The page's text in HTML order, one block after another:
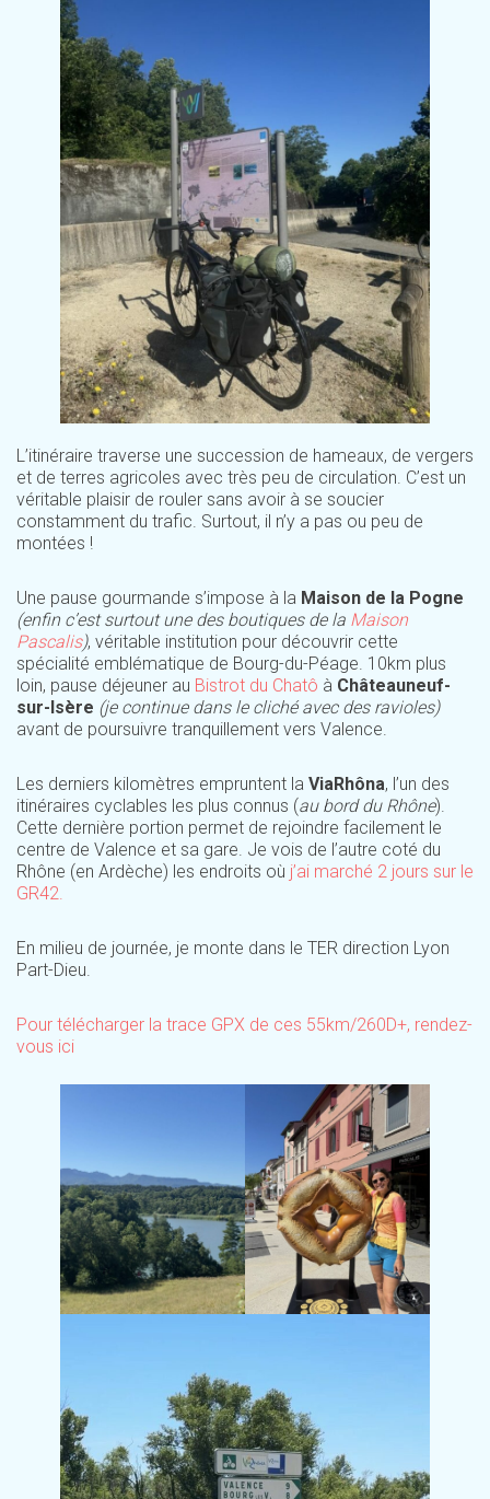
L’itinéraire traverse une succession de hameaux, de vergers
et de terres agricoles avec très peu de circulation. C’est un
véritable plaisir de rouler sans avoir à se soucier
constamment du trafic. Surtout, il n’y a pas ou peu de
montées !
Une pause gourmande s’impose à la Maison de la Pogne
(enfin c’est surtout une des boutiques de la Maison
Pascalis), véritable institution pour découvrir cette
spécialité emblématique de Bourg-du-Péage. 10km plus
loin, pause déjeuner au Bistrot du Chatô à Châteauneuf-
sur-Isère (je continue dans le cliché avec des ravioles)
avant de poursuivre tranquillement vers Valence.
Les derniers kilomètres empruntent la ViaRhôna, l’un des
itinéraires cyclables les plus connus (au bord du Rhône).
Cette dernière portion permet de rejoindre facilement le
centre de Valence et sa gare. Je vois de l’autre coté du
Rhône (en Ardèche) les endroits où j’ai marché 2 jours sur le
GR42.
En milieu de journée, je monte dans le TER direction Lyon
Part-Dieu.
Pour télécharger la trace GPX de ces 55km/260D+, rendez-
vous ici